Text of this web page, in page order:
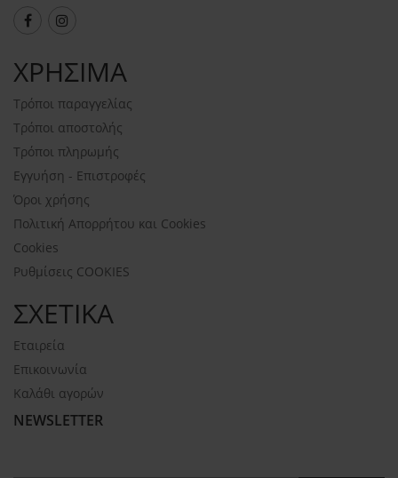
ΧΡΗΣΙΜΑ
Τρόποι παραγγελίας
Τρόποι αποστολής
Τρόποι πληρωμής
Εγγυήση - Επιστροφές
Όροι χρήσης
Πολιτική Απορρήτου και Cookies
Cookies
Ρυθμίσεις COOKIES
ΣΧΕΤΙΚΑ
Εταιρεία
Επικοινωνία
Καλάθι αγορών
NEWSLETTER